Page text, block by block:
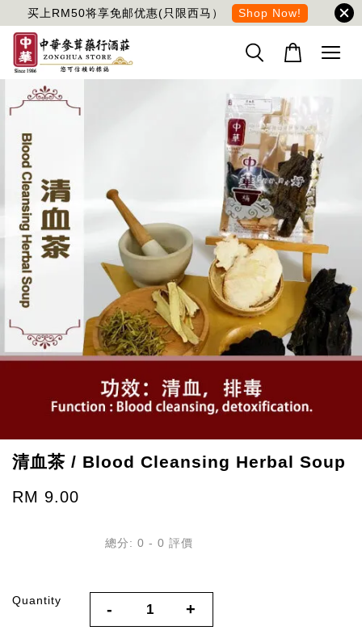
买上RM50将享免邮优惠(只限西马） Shop Now!
清血茶 / Blood Cleansing Herbal Soup
RM 9.00
總分: 0 - 0 評價
Quantity - +